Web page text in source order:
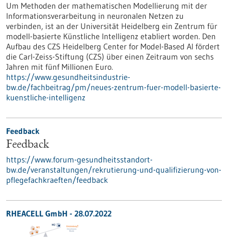
Um Methoden der mathematischen Modellierung mit der
Informationsverarbeitung in neuronalen Netzen zu
verbinden, ist an der Universität Heidelberg ein Zentrum für
modell-basierte Künstliche Intelligenz etabliert worden. Den
Aufbau des CZS Heidelberg Center for Model-Based AI fördert
die Carl-Zeiss-Stiftung (CZS) über einen Zeitraum von sechs
Jahren mit fünf Millionen Euro.
https://www.gesundheitsindustrie-
bw.de/fachbeitrag/pm/neues-zentrum-fuer-modell-basierte-
kuenstliche-intelligenz
Feedback
Feedback
https://www.forum-gesundheitsstandort-
bw.de/veranstaltungen/rekrutierung-und-qualifizierung-von-
pflegefachkraeften/feedback
RHEACELL GmbH - 28.07.2022